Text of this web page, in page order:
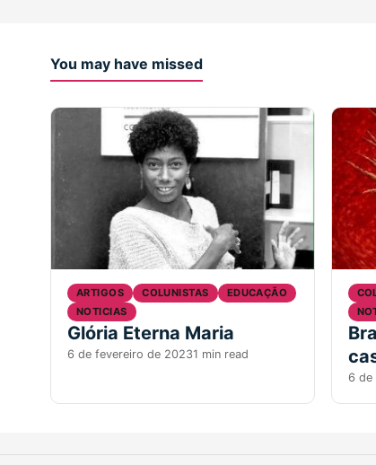
You may have missed
ARTIGOS COLUNISTAS
EDUCAÇÃO
NOTICIAS
Glória Eterna Maria
6 de fevereiro de 20231 min read
6 de